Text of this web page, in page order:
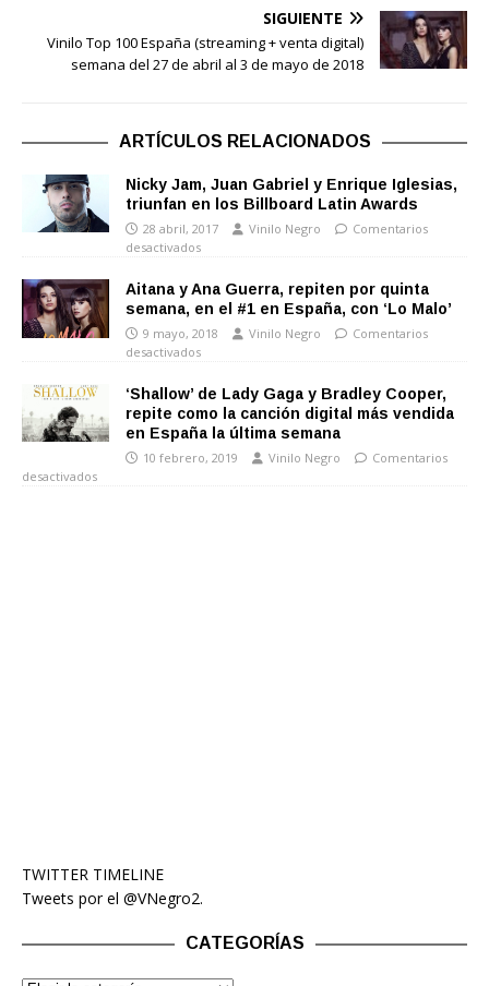
SIGUIENTE
Vinilo Top 100 España (streaming + venta digital)
semana del 27 de abril al 3 de mayo de 2018
ARTÍCULOS RELACIONADOS
Nicky Jam, Juan Gabriel y Enrique Iglesias,
triunfan en los Billboard Latin Awards
28 abril, 2017 Vinilo Negro
Comentarios
desactivados
Aitana y Ana Guerra, repiten por quinta
semana, en el #1 en España, con ‘Lo Malo’
9 mayo, 2018 Vinilo Negro
Comentarios
desactivados
‘Shallow’ de Lady Gaga y Bradley Cooper,
repite como la canción digital más vendida
en España la última semana
10 febrero, 2019 Vinilo Negro
Comentarios
desactivados
TWITTER TIMELINE
Tweets por el @VNegro2.
CATEGORÍAS